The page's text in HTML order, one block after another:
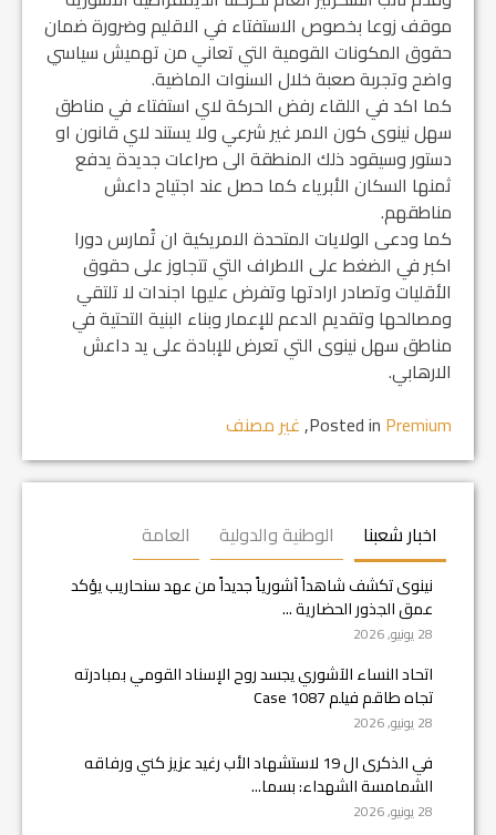
موقف زوعا بخصوص الاستفتاء في الاقليم وضرورة ضمان
حقوق المكونات القومية التي تعاني من تهميش سياسي
واضح وتجربة صعبة خلال السنوات الماضية.
كما اكد في اللقاء رفض الحركة لاي استفتاء في مناطق
سهل نينوى كون الامر غير شرعي ولا يستند لاي قانون او
دستور وسيقود ذلك المنطقة الى صراعات جديدة يدفع
ثمنها السكان الأبرياء كما حصل عند اجتياح داعش
مناطقهم.
كما ودعى الولايات المتحدة الامريكية ان تُمارس دورا
اكبر في الضغط على الاطراف التي تتجاوز على حقوق
الأقليات وتصادر ارادتها وتفرض عليها اجندات لا تلتقي
ومصالحها وتقديم الدعم للإعمار وبناء البنية التحتية في
مناطق سهل نينوى التي تعرض للإبادة على يد داعش
الارهابي.
Posted in Premium
,غير مصنف
اخبار شعبنا الوطنية والدولية العامة
نينوى تكشف شاهداً آشورياً جديداً من عهد سنحاريب يؤكد
عمق الجذور الحضارية ...
28 يونيو, 2026
اتحاد النساء الآشوري يجسد روح الإسناد القومي بمبادرته
تجاه طاقم فيلم Case 1087
28 يونيو, 2026
في الذكرى ال 19 لاستشهاد الأب رغيد عزيز كني ورفاقه
الشمامسة الشهداء: بسما...
28 يونيو, 2026